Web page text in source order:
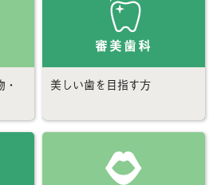
口腔強化管理体制
今月のスマイル
審美歯科
美しい歯を目指す方